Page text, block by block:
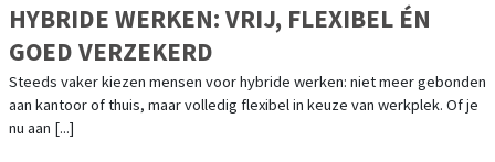
HYBRIDE WERKEN: VRIJ, FLEXIBEL ÉN
GOED VERZEKERD
Steeds vaker kiezen mensen voor hybride werken: niet meer gebonden
aan kantoor of thuis, maar volledig flexibel in keuze van werkplek. Of je
nu aan [...]